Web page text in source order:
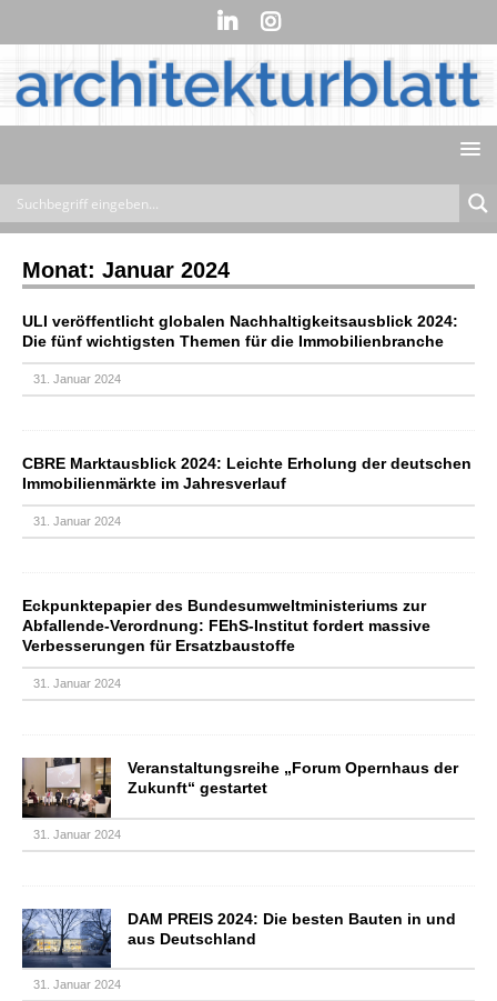
Monat: Januar 2024
ULI veröffentlicht globalen Nachhaltigkeitsausblick 2024:
Die fünf wichtigsten Themen für die Immobilienbranche
31. Januar 2024
CBRE Marktausblick 2024: Leichte Erholung der deutschen
Immobilienmärkte im Jahresverlauf
31. Januar 2024
Eckpunktepapier des Bundesumweltministeriums zur
Abfallende-Verordnung: FEhS-Institut fordert massive
Verbesserungen für Ersatzbaustoffe
31. Januar 2024
Veranstaltungsreihe „Forum Opernhaus der
Zukunft“ gestartet
31. Januar 2024
DAM PREIS 2024: Die besten Bauten in und
aus Deutschland
31. Januar 2024